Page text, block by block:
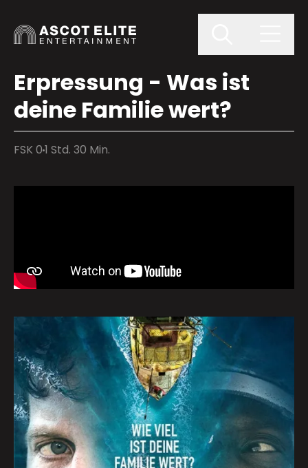
Erpressung - Was ist
deine Familie wert?
FSK 01 Std. 30 Min.